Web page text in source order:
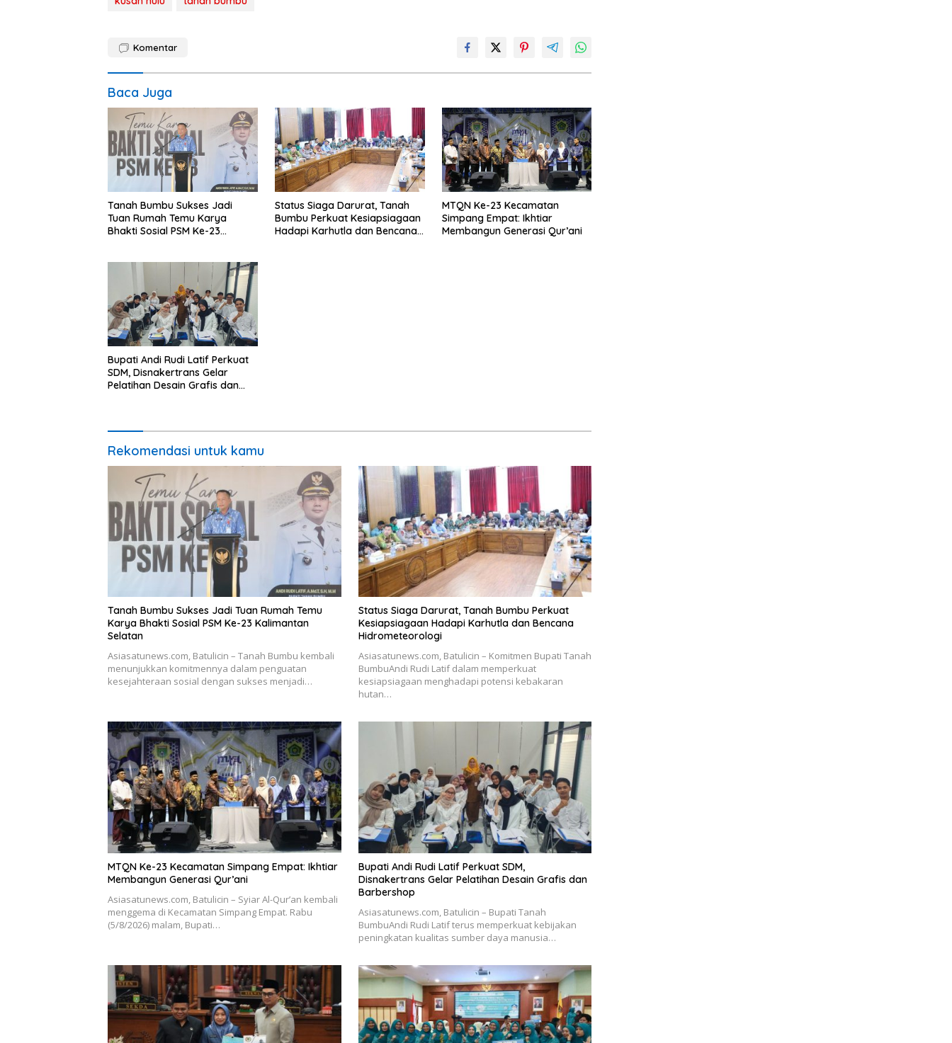
Komentar
Baca Juga
Tanah Bumbu Sukses Jadi
Tuan Rumah Temu Karya
Bhakti Sosial PSM Ke-23
Status Siaga Darurat, Tanah
Bumbu Perkuat Kesiapsiagaan
Hadapi Karhutla dan Bencana
MTQN Ke-23 Kecamatan
Simpang Empat: Ikhtiar
Membangun Generasi Qur’ani
Bupati Andi Rudi Latif Perkuat
SDM, Disnakertrans Gelar
Pelatihan Desain Grafis dan
Rekomendasi untuk kamu
Tanah Bumbu Sukses Jadi Tuan Rumah Temu
Karya Bhakti Sosial PSM Ke-23 Kalimantan
Selatan
Asiasatunews.com, Batulicin – Tanah Bumbu kembali
menunjukkan komitmennya dalam penguatan
kesejahteraan sosial dengan sukses menjadi…
Status Siaga Darurat, Tanah Bumbu Perkuat
Kesiapsiagaan Hadapi Karhutla dan Bencana
Hidrometeorologi
Asiasatunews.com, Batulicin – Komitmen Bupati Tanah
BumbuAndi Rudi Latif dalam memperkuat
kesiapsiagaan menghadapi potensi kebakaran
hutan…
MTQN Ke-23 Kecamatan Simpang Empat: Ikhtiar
Membangun Generasi Qur’ani
Asiasatunews.com, Batulicin – Syiar Al-Qur’an kembali
menggema di Kecamatan Simpang Empat. Rabu
(5/8/2026) malam, Bupati…
Bupati Andi Rudi Latif Perkuat SDM,
Disnakertrans Gelar Pelatihan Desain Grafis dan
Barbershop
Asiasatunews.com, Batulicin – Bupati Tanah
BumbuAndi Rudi Latif terus memperkuat kebijakan
peningkatan kualitas sumber daya manusia…